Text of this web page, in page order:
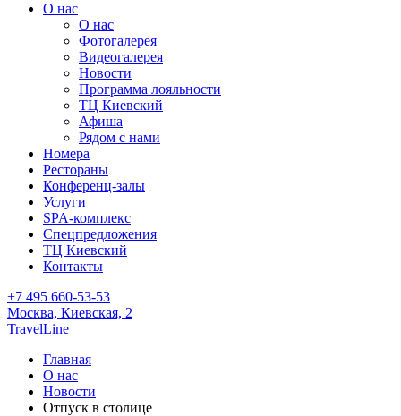
О нас
О нас
Фотогалерея
Видеогалерея
Новости
Программа лояльности
ТЦ Киевский
Афиша
Рядом с нами
Номера
Рестораны
Конференц-залы
Услуги
SPA-комплекс
Спецпредложения
ТЦ Киевский
Контакты
+7 495 660-53-53
Москва, Киевская, 2
TravelLine
Главная
О нас
Новости
Отпуск в столице